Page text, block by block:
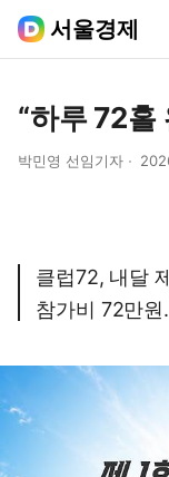
서울경제
“하루 72홀
박민영 선임기자
클럽72, 내달
참가비 72만